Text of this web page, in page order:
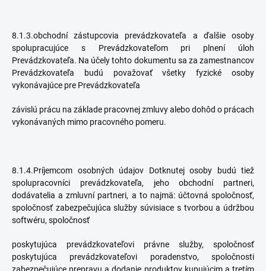
8.1.3.obchodní zástupcovia prevádzkovateľa a ďalšie osoby
spolupracujúce s Prevádzkovateľom pri plnení úloh
Prevádzkovateľa. Na účely tohto dokumentu sa za zamestnancov
Prevádzkovateľa budú považovať všetky fyzické osoby
vykonávajúce pre Prevádzkovateľa
závislú prácu na základe pracovnej zmluvy alebo dohôd o prácach
vykonávaných mimo pracovného pomeru.
8.1.4.Príjemcom osobných údajov Dotknutej osoby budú tiež
spolupracovníci prevádzkovateľa, jeho obchodní partneri,
dodávatelia a zmluvní partneri, a to najmä: účtovná spoločnosť,
spoločnosť zabezpečujúca služby súvisiace s tvorbou a údržbou
softwéru, spoločnosť
poskytujúca prevádzkovateľovi právne služby, spoločnosť
poskytujúca prevádzkovateľovi poradenstvo, spoločnosti